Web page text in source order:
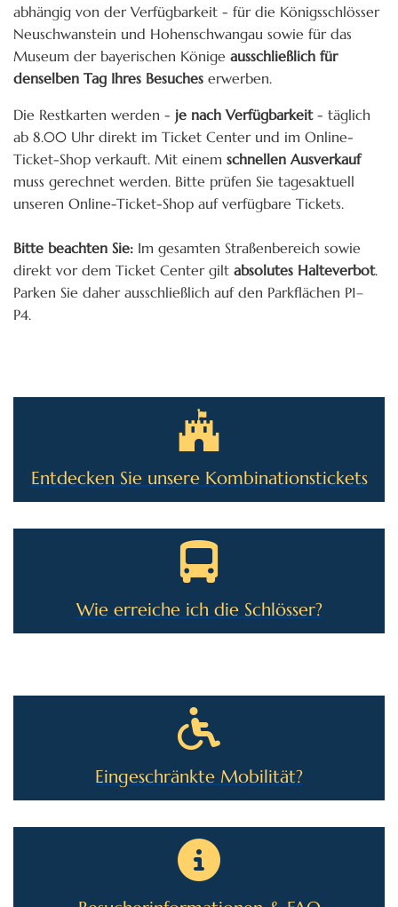
abhängig von der Verfügbarkeit - für die Königsschlösser
Neuschwanstein und Hohenschwangau sowie für das
Museum der bayerischen Könige ausschließlich für
denselben Tag Ihres Besuches erwerben.
Die Restkarten werden - je nach Verfügbarkeit- täglich
ab 8.00 Uhr direkt im Ticket Center und im Online-
Ticket-Shop verkauft. Mit einem schnellen Ausverkauf
muss gerechnet werden. Bitte prüfen Sie tagesaktuell
unseren Online-Ticket-Shop auf verfügbare Tickets.
Bitte beachten Sie: Im gesamten Straßenbereich sowie
direkt vor dem Ticket Center gilt absolutes Halteverbot.
Parken Sie daher ausschließlich auf den Parkflächen P1–
P4.
Entdecken Sie unsere Kombinationstickets
Wie erreiche ich die Schlösser?
Eingeschränkte Mobilität?